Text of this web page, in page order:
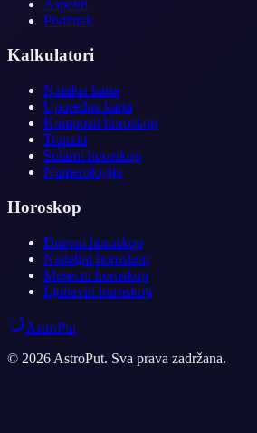
Aspekti
Podznak
Kalkulatori
Natalna karta
Uporedna karta
Kompozit horoskop
Tranziti
Solarni horoskop
Numerologija
Horoskop
Dnevni horoskop
Nedeljni horoskop
Mesecni horoskop
Ljubavni horoskop
AstroPut
© 2026 AstroPut. Sva prava zadržana.